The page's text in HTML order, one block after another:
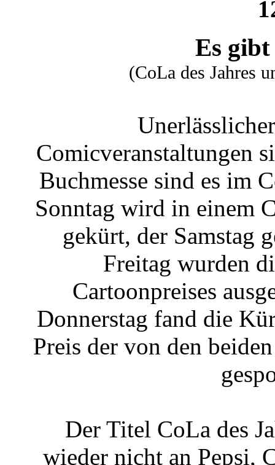
Es
(CoLa des Jahres
Comicveranstaltungen
Buchmesse sind es im
Sonntag wird in einem
gekürt, der Samstag
Freitag wurden
Cartoonpreises
Donnerstag fand die
Preis der von den
Der Titel CoLa des
wieder nicht an Pepsi,